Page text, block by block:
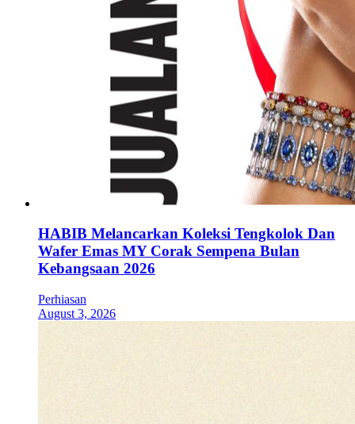
HABIB Melancarkan Koleksi Tengkolok Dan
Wafer Emas MY Corak Sempena Bulan
Kebangsaan 2026
Perhiasan
August 3, 2026